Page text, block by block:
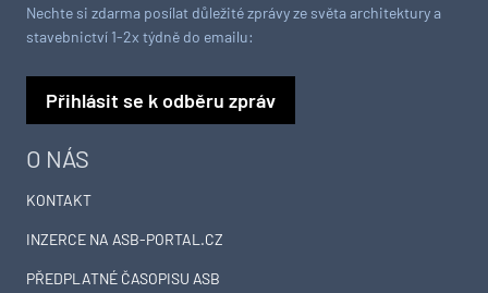
O NÁS
KONTAKT
INZERCE NA ASB-PORTAL.CZ
PŘEDPLATNÉ ČASOPISU ASB
Nechte si zdarma posílat důležité zprávy ze světa architektury a
stavebnictví 1-2x týdně do emailu:
Přihlásit se k odběru zpráv